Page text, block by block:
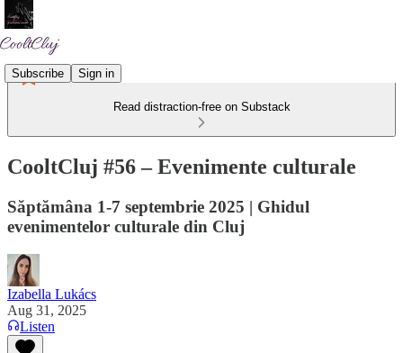
Subscribe Sign in
Read distraction-free on Substack
CooltCluj #56 – Evenimente culturale
Săptămâna 1-7 septembrie 2025 | Ghidul
evenimentelor culturale din Cluj
Izabella Lukács
Aug 31, 2025
Listen